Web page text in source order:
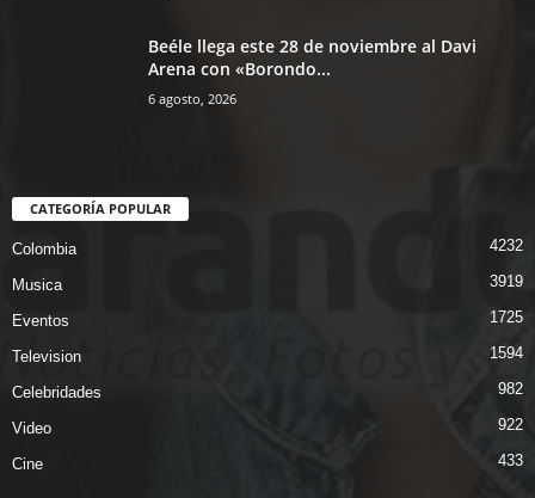
Beéle llega este 28 de noviembre al Davi
Arena con «Borondo...
6 agosto, 2026
CATEGORÍA POPULAR
Colombia 4232
Musica 3919
Eventos 1725
Television 1594
Celebridades 982
Video 922
Cine 433